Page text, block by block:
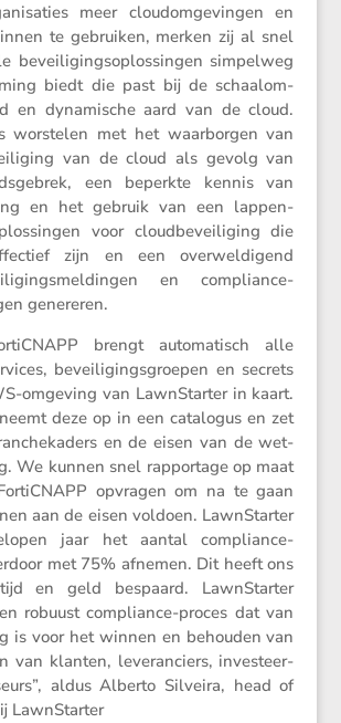
meer cloudom­ge­vingen en
te gebruiken, merken zij al snel
bevei­li­gings­op­los­singen simpelweg
biedt die past bij de schaal­om­
en dynami­sche aard van de cloud.
worstelen met het waarborgen van
van de cloud als gevolg van
een beperkte kennis van
en het gebruik van een lappen­
voor cloud­be­vei­li­ging die
zijn en een overwel­di­gend
en compli­ance-
genereren.
brengt automa­tisch alle
bevei­li­gings­groepen en secrets
omgeving van LawnStarter in kaart.
deze op in een catalogus en zet
en de eisen van de wet-
We kunnen snel rappor­tage op maat
opvragen om na te gaan
aan de eisen voldoen. LawnStarter
jaar het aantal compli­ance-
met 75% afnemen. Dit heeft ons
en geld bespaard. LawnStarter
robuust compli­ance-proces dat van
is voor het winnen en behouden van
van klanten, leveran­ciers, inves­teer­
aldus Alberto Silveira, head of
LawnStarter